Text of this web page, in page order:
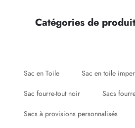
Catégories de
Sac en Toile Sac en toile
Sac fourre-tout noir Sacs
Sacs à provisions personnalisés